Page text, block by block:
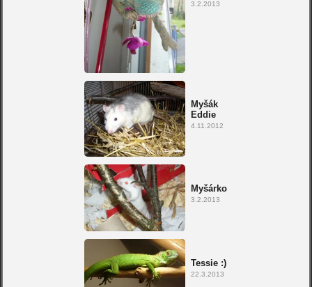
3.2.2013
Myšák
Eddie
4.11.2012
Myšárko
3.2.2013
Tessie :)
22.3.2013